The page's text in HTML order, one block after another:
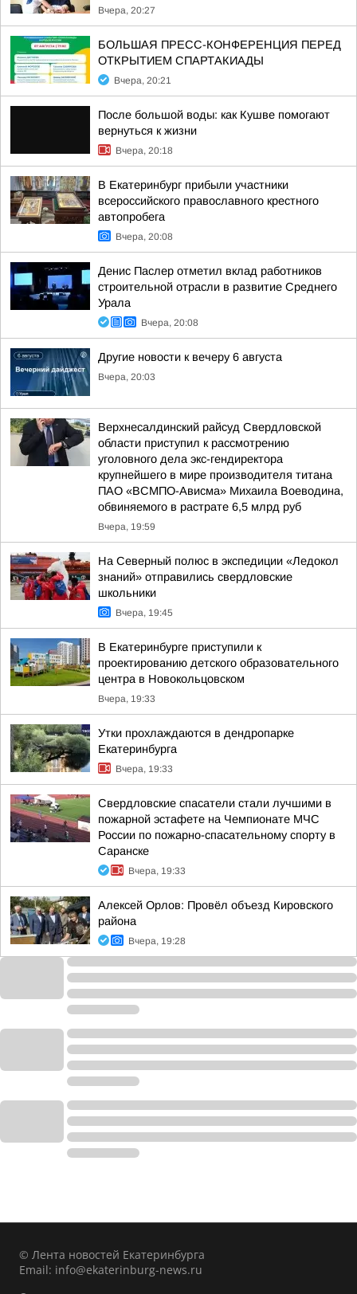
Вчера, 20:27
БОЛЬШАЯ ПРЕСС-КОНФЕРЕНЦИЯ ПЕРЕД
ОТКРЫТИЕМ СПАРТАКИАДЫ
Вчера, 20:21
После большой воды: как Кушве помогают
вернуться к жизни
Вчера, 20:18
В Екатеринбург прибыли участники
всероссийского православного крестного
автопробега
Вчера, 20:08
Денис Паслер отметил вклад работников
строительной отрасли в развитие Среднего
Урала
Вчера, 20:08
Другие новости к вечеру 6 августа
Вчера, 20:03
Верхнесалдинский райсуд Свердловской
области приступил к рассмотрению
уголовного дела экс-гендиректора
крупнейшего в мире производителя титана
ПАО «ВСМПО-Ависма» Михаила Воеводина,
обвиняемого в растрате 6,5 млрд руб
Вчера, 19:59
На Северный полюс в экспедиции «Ледокол
знаний» отправились свердловские
школьники
Вчера, 19:45
В Екатеринбурге приступили к
проектированию детского образовательного
центра в Новокольцовском
Вчера, 19:33
Утки прохлаждаются в дендропарке
Екатеринбурга
Вчера, 19:33
Свердловские спасатели стали лучшими в
пожарной эстафете на Чемпионате МЧС
России по пожарно-спасательному спорту в
Саранске
Вчера, 19:33
Алексей Орлов: Провёл объезд Кировского
района
Вчера, 19:28
© Лента новостей Екатеринбурга
Email: info@ekaterinburg-news.ru